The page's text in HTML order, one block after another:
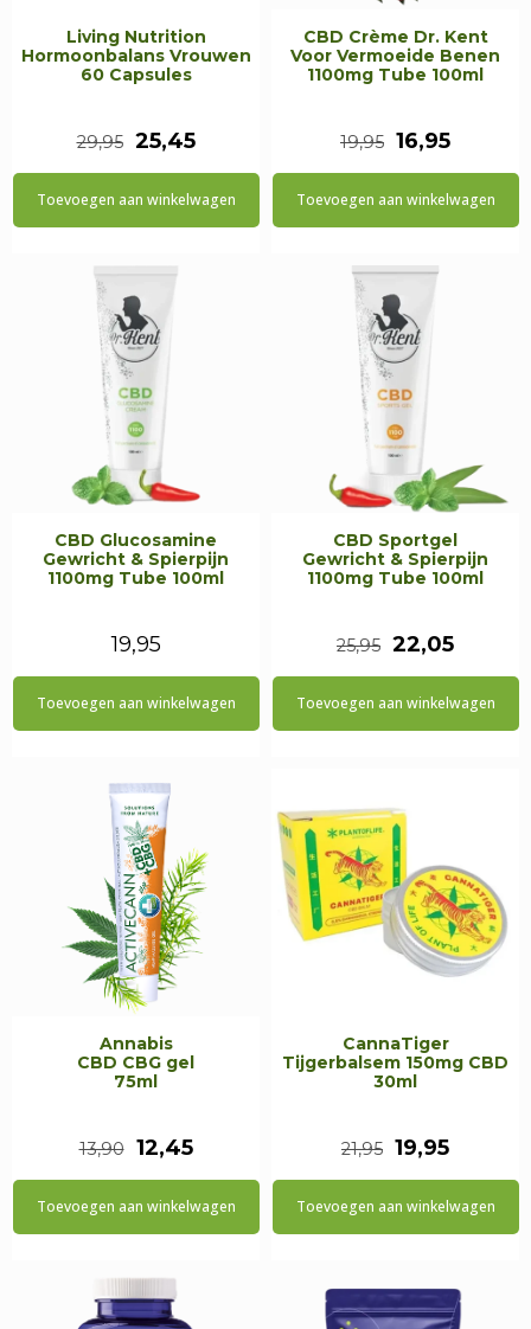
Living Nutrition
Hormoonbalans Vrouwen
60 Capsules
29,95 Oorspronkelijke
prijs
25,45Huidige
prijs
is:
Toevoegen aan winkelwagen
CBD Crème Dr. Kent
Voor Vermoeide Benen
1100mg Tube 100ml
19,95
prijs
16,95
prijs
Toevoegen aan winkelwagen
CBD Glucosamine
Gewricht & Spierpijn
1100mg Tube 100ml
19,95
Toevoegen aan winkelwagen
CBD Sportgel
Gewricht & Spierpijn
1100mg Tube 100ml
25,95
prijs
22,05
prijs
is:
Toevoegen aan winkelwagen
Annabis
CBD CBG gel
75ml
13,90 Oorspronkelijke
prijs
12,45Huidige
prijs
is:
Toevoegen aan winkelwagen
CannaTiger
Tijgerbalsem 150mg CBD
30ml
21,95
prijs
19,95Huidige
prijs
Toevoegen aan winkelwagen